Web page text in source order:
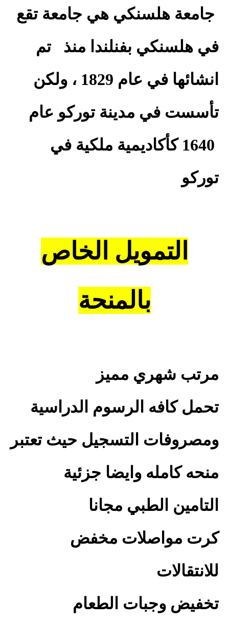
جامعة هلسنكي هي جامعة تقع
في هلسنكي بفنلندا منذ
تم
انشائها في عام 1829 ، ولكن
تأسست في مدينة توركو عام
1640 كأكاديمية ملكية في
توركو
التمويل الخاص
بالمنحة
مرتب شهري مميز
تحمل كافه الرسوم الدراسية
ومصروفات التسجيل حيث تعتبر
منحه كامله وايضا جزئية
التامين الطبي مجانا
كرت مواصلات مخفض
للانتقالات
تخفيض وجبات الطعام